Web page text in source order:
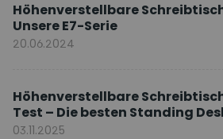
Höhenverstellbare
Unsere E7-Serie
20.06.2024
Höhenverstellbare
Test – Die besten Standing
Vergleich
03.11.2025